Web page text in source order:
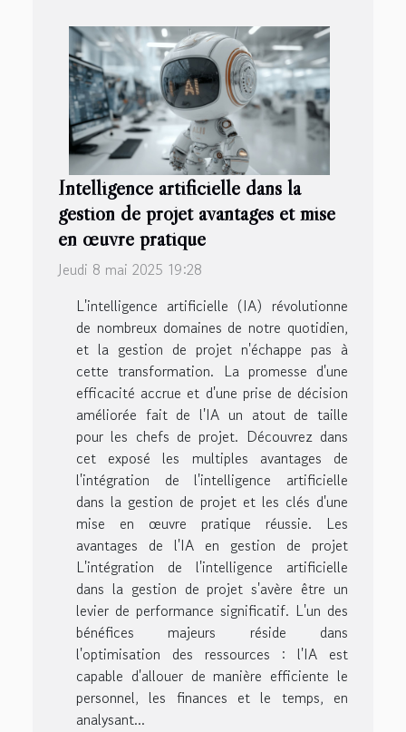
Intelligence artificielle dans la
gestion de projet avantages et mise
en œuvre pratique
Jeudi 8 mai 2025 19:28
L'intelligence artificielle (IA) révolutionne
de nombreux domaines de notre quotidien,
et la gestion de projet n'échappe pas à
cette transformation. La promesse d'une
efficacité accrue et d'une prise de décision
améliorée fait de l'IA un atout de taille
pour les chefs de projet. Découvrez dans
cet exposé les multiples avantages de
l'intégration de l'intelligence artificielle
dans la gestion de projet et les clés d'une
mise en œuvre pratique réussie. Les
avantages de l'IA en gestion de projet
L'intégration de l'intelligence artificielle
dans la gestion de projet s'avère être un
levier de performance significatif. L'un des
bénéfices majeurs réside dans
l'optimisation des ressources : l'IA est
capable d'allouer de manière efficiente le
personnel, les finances et le temps, en
analysant...